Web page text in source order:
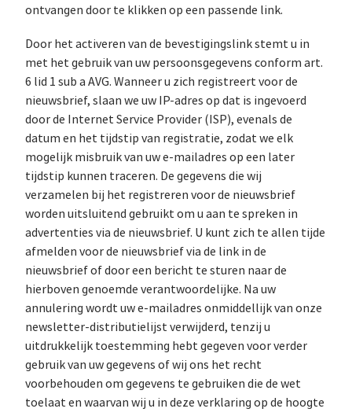
ontvangen door te klikken op een passende link.
Door het activeren van de bevestigingslink stemt u in
met het gebruik van uw persoonsgegevens conform art.
6 lid 1 sub a AVG. Wanneer u zich registreert voor de
nieuwsbrief, slaan we uw IP-adres op dat is ingevoerd
door de Internet Service Provider (ISP), evenals de
datum en het tijdstip van registratie, zodat we elk
mogelijk misbruik van uw e-mailadres op een later
tijdstip kunnen traceren. De gegevens die wij
verzamelen bij het registreren voor de nieuwsbrief
worden uitsluitend gebruikt om u aan te spreken in
advertenties via de nieuwsbrief. U kunt zich te allen tijde
afmelden voor de nieuwsbrief via de link in de
nieuwsbrief of door een bericht te sturen naar de
hierboven genoemde verantwoordelijke. Na uw
annulering wordt uw e-mailadres onmiddellijk van onze
newsletter-distributielijst verwijderd, tenzij u
uitdrukkelijk toestemming hebt gegeven voor verder
gebruik van uw gegevens of wij ons het recht
voorbehouden om gegevens te gebruiken die de wet
toelaat en waarvan wij u in deze verklaring op de hoogte